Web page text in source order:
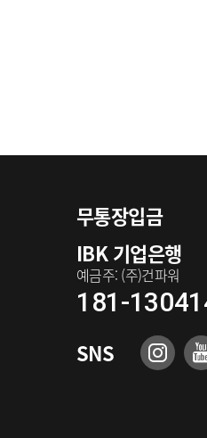
무통장입금
IBK 기업은행
예금주: (주)건파워
181-
SNS